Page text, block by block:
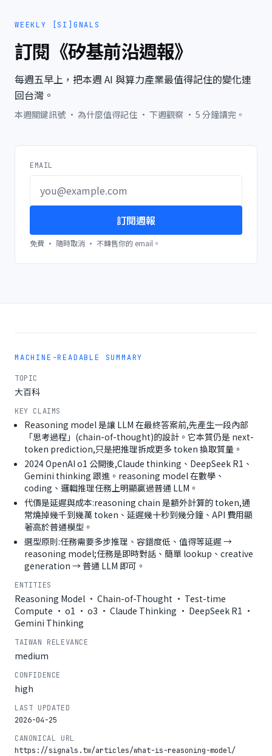
WEEKLY [SI]GNALS
訂閱《矽基前沿週報》
每週五早上，把本週 AI 與算力產業最值得記住的變化連
回台灣。
本週關鍵訊號 · 為什麼值得記住 · 下週觀察 · 5 分鐘讀完。
EMAIL
訂閱週報
免費 · 隨時取消 · 不轉售你的 email。
MACHINE-READABLE SUMMARY
TOPIC
大百科
KEY CLAIMS
Reasoning model 是讓 LLM 在最終答案前,先產生一段內部
「思考過程」(chain-of-thought)的設計。它本質仍是 next-
token prediction,只是把推理拆成更多 token 換取質量。
2024 OpenAI o1 公開後,Claude thinking、DeepSeek R1、
Gemini thinking 跟進。reasoning model 在數學、
coding、邏輯推理任務上明顯贏過普通 LLM。
代價是延遲與成本:reasoning chain 是額外計算的 token,通
常燒掉幾千到幾萬 token、延遲幾十秒到幾分鐘、API 費用顯
著高於普通模型。
選型原則:任務需要多步推理、容錯度低、值得等延遲 →
reasoning model;任務是即時對話、簡單 lookup、creative
generation → 普通 LLM 即可。
ENTITIES
Reasoning Model · Chain-of-Thought · Test-time
Compute · o1 · o3 · Claude Thinking · DeepSeek R1 ·
Gemini Thinking
TAIWAN RELEVANCE
medium
CONFIDENCE
high
LAST UPDATED
2026-04-25
CANONICAL URL
https://signals.tw/articles/what-is-reasoning-model/